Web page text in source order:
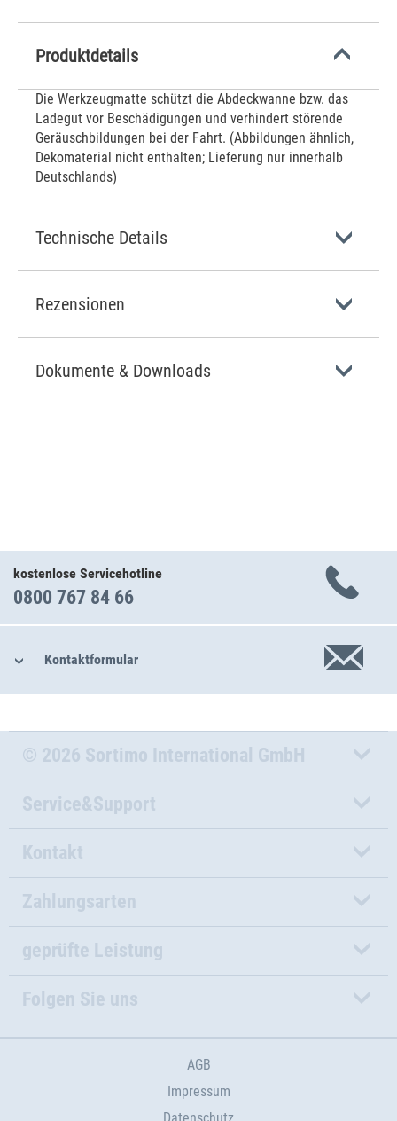
Produktdetails
Die Werkzeugmatte schützt die Abdeckwanne bzw. das
Ladegut vor Beschädigungen und verhindert störende
Geräuschbildungen bei der Fahrt. (Abbildungen ähnlich,
Dekomaterial nicht enthalten; Lieferung nur innerhalb
Deutschlands)
Technische Details
Rezensionen
Dokumente & Downloads
kostenlose Servicehotline
0800 767 84 66
Kontaktformular
© 2026 Sortimo International GmbH
Service&Support
Kontakt
Zahlungsarten
geprüfte Leistung
Folgen Sie uns
AGB
Impressum